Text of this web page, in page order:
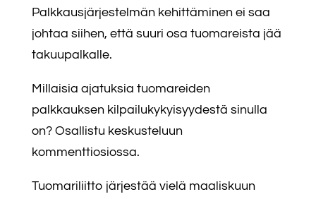
Palkkausjärjestelmän kehittäminen ei saa
johtaa siihen, että suuri osa tuomareista jää
takuupalkalle.
Millaisia ajatuksia tuomareiden
palkkauksen kilpailukykyisyydestä sinulla
on? Osallistu keskusteluun
kommenttiosiossa.
Tuomariliitto järjestää vielä maaliskuun